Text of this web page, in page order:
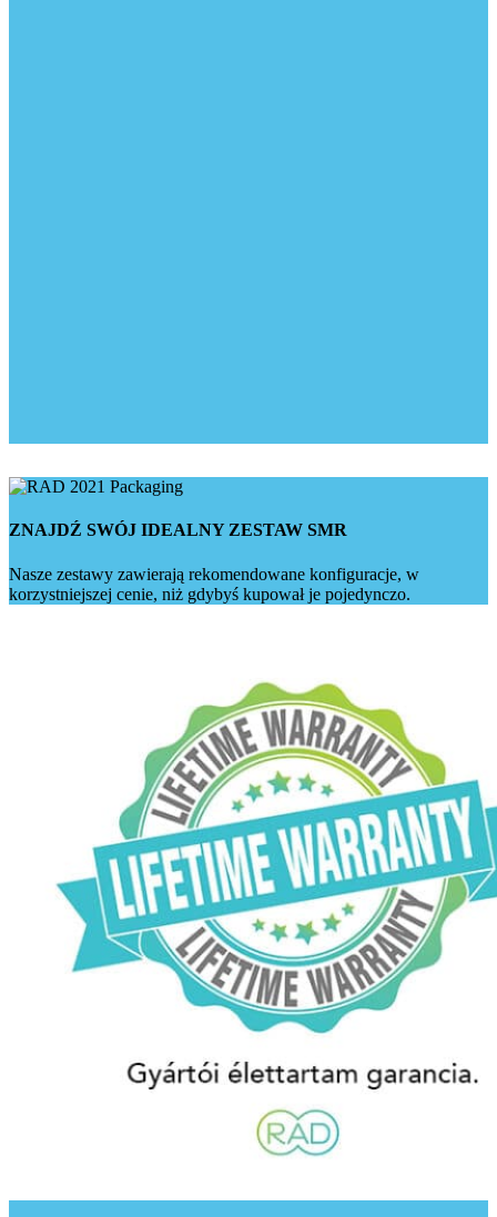
ZNAJDŹ SWÓJ IDEALNY ZESTAW SMR
Nasze zestawy zawierają rekomendowane konfiguracje, w
korzystniejszej cenie, niż gdybyś kupował je pojedynczo.